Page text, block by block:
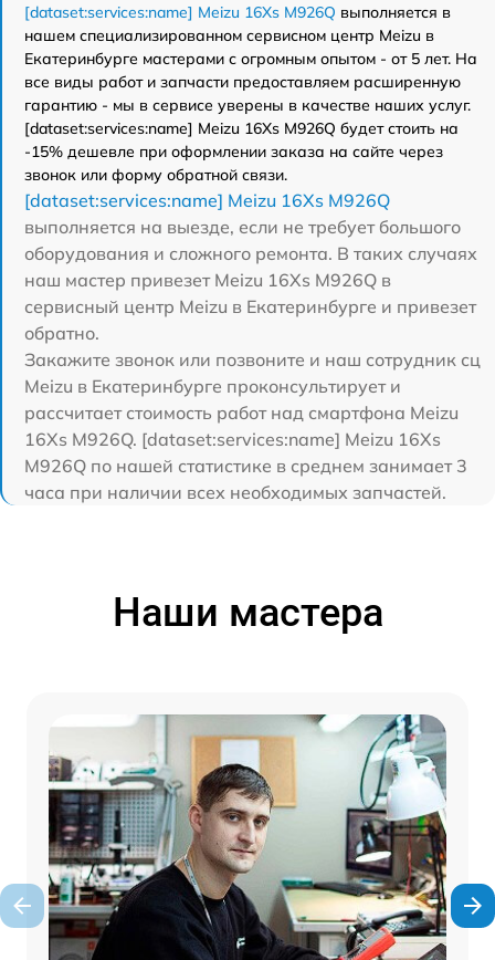
[dataset:services:name] Meizu 16Xs M926Q выполняется в
нашем специализированном сервисном центр Meizu в
Екатеринбурге мастерами с огромным опытом - от 5 лет. На
все виды работ и запчасти предоставляем расширенную
гарантию - мы в сервисе уверены в качестве наших услуг.
[dataset:services:name] Meizu 16Xs M926Q будет стоить на
-15% дешевле при оформлении заказа на сайте через
звонок или форму обратной связи.
[dataset:services:name] Meizu 16Xs M926Q
выполняется на выезде, если не требует большого
оборудования и сложного ремонта. В таких случаях
наш мастер привезет Meizu 16Xs M926Q в
сервисный центр Meizu в Екатеринбурге и привезет
обратно.
Закажите звонок или позвоните и наш сотрудник сц
Meizu в Екатеринбурге проконсультирует и
рассчитает стоимость работ над смартфона Meizu
16Xs M926Q. [dataset:services:name] Meizu 16Xs
M926Q по нашей статистике в среднем занимает 3
часа при наличии всех необходимых запчастей.
Наши мастера